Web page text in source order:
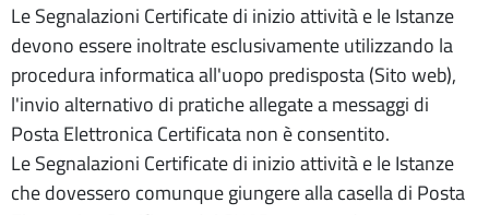
Le Segnalazioni Certificate di inizio attività e le Istanze
devono essere inoltrate esclusivamente utilizzando la
procedura informatica all'uopo predisposta (Sito web),
l'invio alternativo di pratiche allegate a messaggi di
Posta Elettronica Certificata non è consentito.
Le Segnalazioni Certificate di inizio attività e le Istanze
che dovessero comunque giungere alla casella di Posta